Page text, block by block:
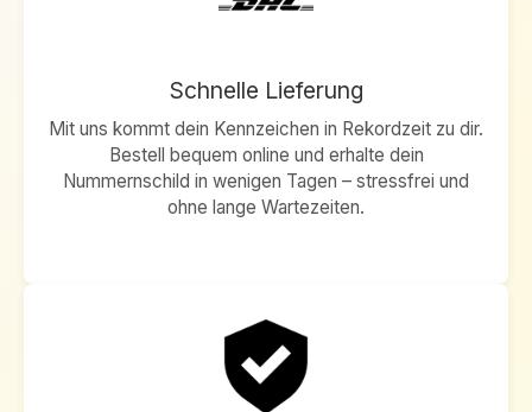
Schnelle Lieferung
Mit uns kommt dein Kennzeichen in Rekordzeit zu dir.
Bestell bequem online und erhalte dein
Nummernschild in wenigen Tagen – stressfrei und
ohne lange Wartezeiten.